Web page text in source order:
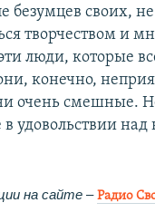
безумцев своих,
творчеством и
люди, которые
конечно,
очень смешные.
в удовольствии
на сайте –​ Радио